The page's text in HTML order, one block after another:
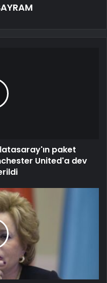
paket
United'a dev